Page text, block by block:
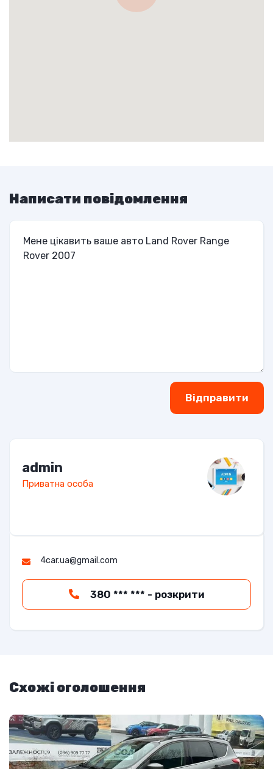
Написати повідомлення
Відправити
admin
Приватна особа
4car.ua@gmail.com
380 *** *** - розкрити
Схожі оголошення